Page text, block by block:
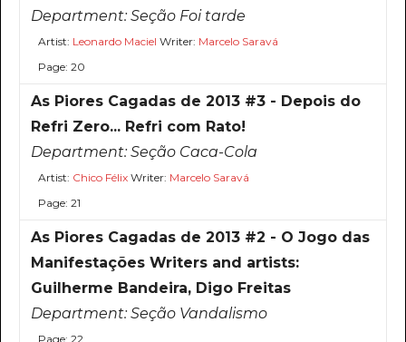
Department:Seção Foi tarde
Artist: Leonardo Maciel Writer: Marcelo Saravá
Page: 20
As Piores Cagadas de 2013 #3 - Depois do
Refri Zero... Refri com Rato!
Department:Seção Caca-Cola
Artist: Chico FélixWriter: Marcelo Saravá
Page: 21
As Piores Cagadas de 2013 #2 - O Jogo das
Manifestações Writers and artists:
Guilherme Bandeira, Digo Freitas
Department:Seção Vandalismo
Page: 22